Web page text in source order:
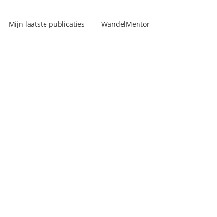
Mijn laatste publicaties WandelMentor